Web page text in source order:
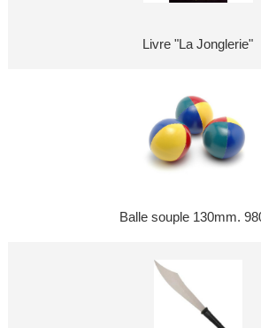
Livre "La Jonglerie"
Balle souple 130mm.